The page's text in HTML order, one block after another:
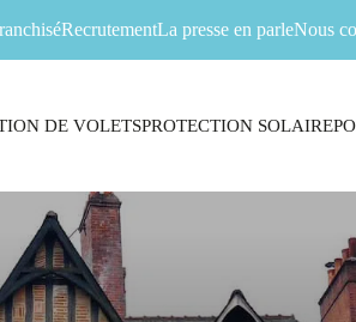
RecrutementLa presse en parleNous
DE VOLETSPROTECTION SOLAIRE